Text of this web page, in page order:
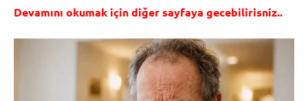
Devamını okumak için diğer sayfaya gecebilirisniz..